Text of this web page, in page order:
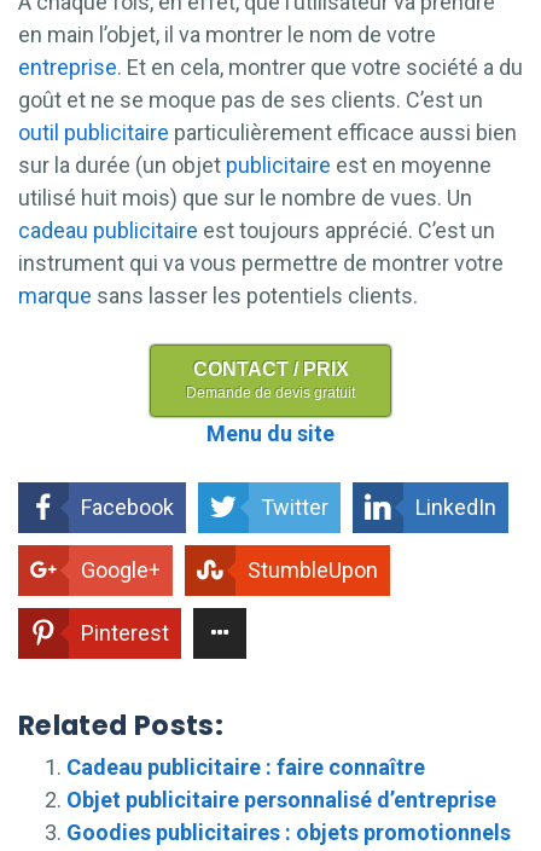
en main l’objet, il va montrer le nom de votre
entreprise. Et en cela, montrer que votre société a du
goût et ne se moque pas de ses clients. C’est un
outil publicitaire particulièrement efficace aussi bien
sur la durée (un objet publicitaire est en moyenne
utilisé huit mois) que sur le nombre de vues. Un
cadeau publicitaire est toujours apprécié. C’est un
instrument qui va vous permettre de montrer votre
marque sans lasser les potentiels clients.
CONTACT / PRIX
Demande de devis gratuit
Menu du site
Facebook Twitter LinkedIn
Google+ StumbleUpon
Pinterest
Related Posts:
Cadeau publicitaire : faire connaître
Objet publicitaire personnalisé d’entreprise
Goodies publicitaires : objets promotionnels